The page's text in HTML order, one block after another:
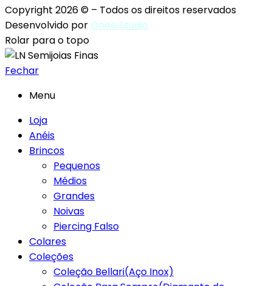
Copyright 2026 © – Todos os direitos reservados
Desenvolvido por Onne Studio
Rolar para o topo
Fechar
Menu
Loja
Anéis
Brincos
Pequenos
Médios
Grandes
Noivas
Piercing Falso
Colares
Coleções
Coleção Bellari(Aço Inox)